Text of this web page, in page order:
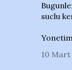
suclu
10 Mart